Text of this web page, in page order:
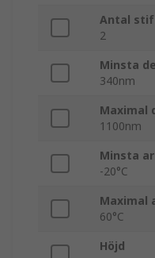
Antal
2
Minsta
340nm
Maximal
1100nm
Minsta
-20°C
Maximal
60°C
Höjd